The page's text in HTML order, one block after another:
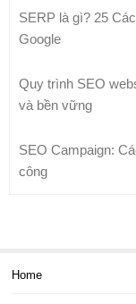
SERP là gì? 25
Google
Quy trình SEO
và bền vững
SEO Campaign:
công
Home